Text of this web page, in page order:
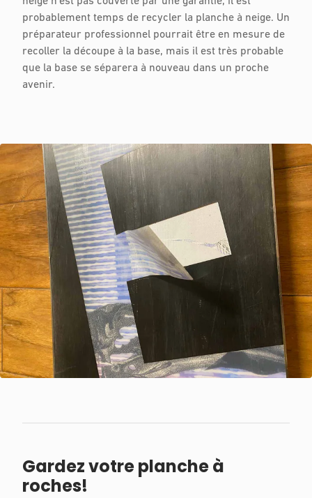
probablement temps de recycler la planche à neige. Un
préparateur professionnel pourrait être en mesure de
recoller la découpe à la base, mais il est très probable
que la base se séparera à nouveau dans un proche
avenir.
Gardez votre planche à
roches!